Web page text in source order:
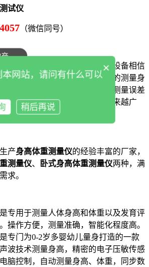
试仪
（微信同号）
这款设备相信
备应用也是非常广泛的。传统的测量身
子量，手动操作，过程繁琐且测量误差
声波原理的身高体重秤
应用越来越广
产身高体重测量仪的经验丰富的厂家，
测量仪、 卧式身高体重测量仪两种，满
求。
是专用于测量人体身高和体重以及发育评
操作方便，测量准确，智能化程度高。
是专门为0-2岁多婴幼儿量身打造的一款
波技术测量身高，精密的电子压敏传感
脑控制，自动测量身高、体重，同步数
×
本网站，请问有什么可以
稍后再说